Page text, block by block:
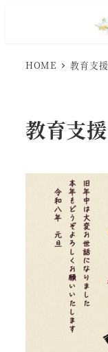
HOME 教育支援
教育支援